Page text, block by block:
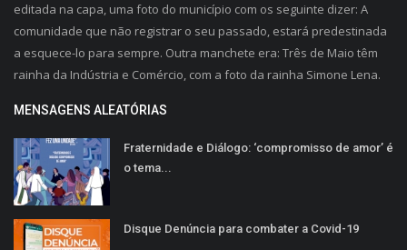
editada na capa, uma foto do município com os seguinte dizer: A
comunidade que não registrar o seu passado, estará predestinada
a esquece-lo para sempre. Outra manchete era: Três de Maio têm
rainha da Indústria e Comércio, com a foto da rainha Simone Lena.
MENSAGENS ALEATÓRIAS
Fraternidade e Diálogo: ‘compromisso de amor’ é
o tema...
Disque Denúncia para combater a Covid-19